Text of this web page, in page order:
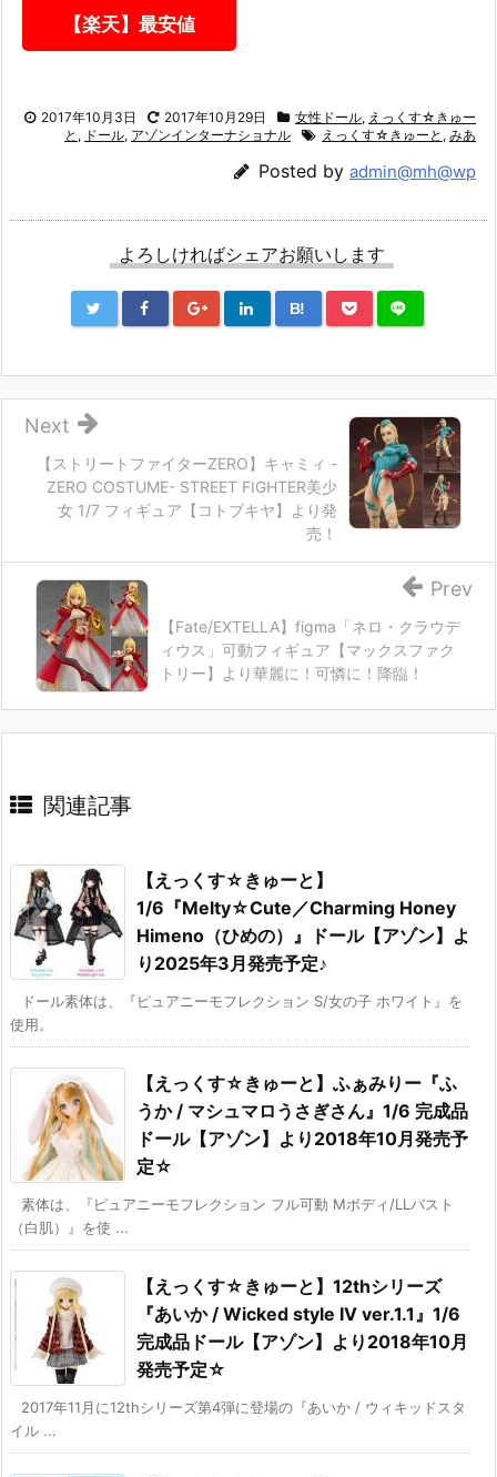
【楽天】最安値
2017年10月3日 2017年10月29日 女性ドール, えっくす☆きゅー
と , ドール, アゾンインターナショナル えっくす☆きゅーと , みあ
Posted by admin@mh@wp
よろしければシェアお願いします
B!
【ストリートファイターZERO】キャミィ -
ZERO COSTUME- STREET FIGHTER美少
女 1/7 フィギュア【コトブキヤ】より発
売！
Next
【Fate/EXTELLA】figma「ネロ・クラウデ
ィウス」可動フィギュア【マックスファク
トリー】より華麗に！可憐に！降臨！
Prev
関連記事
【えっくす☆きゅーと】
1/6『Melty☆Cute／Charming Honey
Himeno（ひめの）』ドール【アゾン】よ
り2025年3月発売予定♪
ドール素体は、『ピュアニーモフレクション S/女の子 ホワイト』を
使用。
【えっくす☆きゅーと】ふぁみりー『ふ
うか / マシュマロうさぎさん』1/6 完成品
ドール【アゾン】より2018年10月発売予
定☆
素体は、『ピュアニーモフレクション フル可動 Mボディ/LLバスト
（白肌）』を使 ...
【えっくす☆きゅーと】12thシリーズ
『あいか / Wicked style IV ver.1.1』1/6
完成品ドール【アゾン】より2018年10月
発売予定☆
2017年11月に12thシリーズ第4弾に登場の『あいか / ウィキッドスタ
イル ...